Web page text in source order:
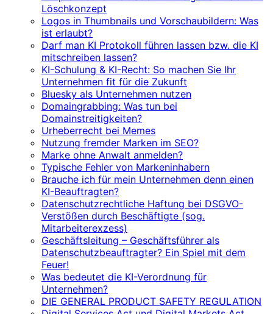
Löschkonzept
Logos in Thumbnails und Vorschaubildern: Was
ist erlaubt?
Darf man KI Protokoll führen lassen bzw. die KI
mitschreiben lassen?
KI-Schulung & KI-Recht: So machen Sie Ihr
Unternehmen fit für die Zukunft
Bluesky als Unternehmen nutzen
Domaingrabbing: Was tun bei
Domainstreitigkeiten?
Urheberrecht bei Memes
Nutzung fremder Marken im SEO?
Marke ohne Anwalt anmelden?
Typische Fehler von Markeninhabern
Brauche ich für mein Unternehmen denn einen
KI-Beauftragten?
Datenschutzrechtliche Haftung bei DSGVO-
Verstößen durch Beschäftigte (sog.
Mitarbeiterexzess)
Geschäftsleitung – Geschäftsführer als
Datenschutzbeauftragter? Ein Spiel mit dem
Feuer!
Was bedeutet die KI-Verordnung für
Unternehmen?
DIE GENERAL PRODUCT SAFETY REGULATION